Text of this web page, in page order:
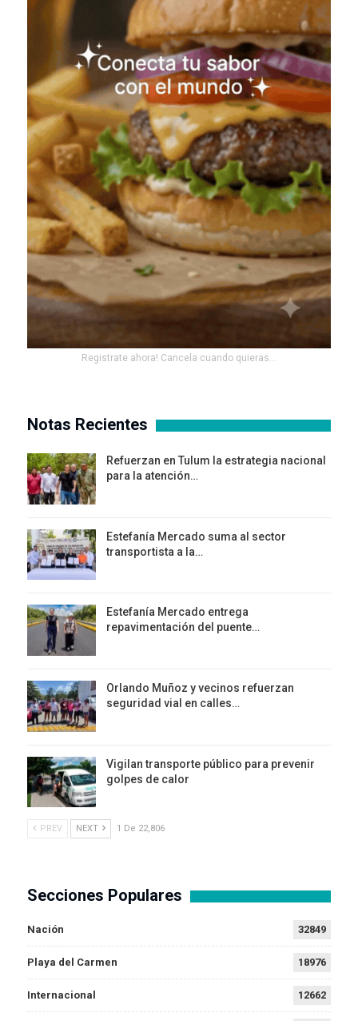
Registrate ahora! Cancela cuando quieras...
Notas Recientes
Refuerzan en Tulum la estrategia nacional
para la atención…
Estefanía Mercado suma al sector
transportista a la…
Estefanía Mercado entrega
repavimentación del puente…
Orlando Muñoz y vecinos refuerzan
seguridad vial en calles…
Vigilan transporte público para prevenir
golpes de calor
PREV NEXT 1 De 22,806
Secciones Populares
Nación 32849
Playa del Carmen 18976
Internacional 12662